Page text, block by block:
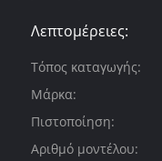
Λεπτομέρειες:
Τόπος καταγωγής:
Μάρκα:
Πιστοποίηση:
Αριθμό μοντέλου: